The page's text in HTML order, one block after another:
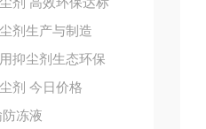
剂生产与制造
抑尘剂生态环保
剂 今日价格
冻液